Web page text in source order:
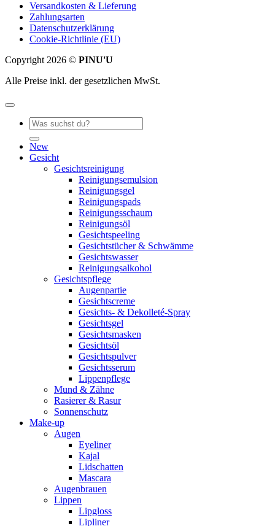
Versandkosten & Lieferung
Zahlungsarten
Datenschutzerklärung
Cookie-Richtlinie (EU)
Copyright 2026 © PINU'U
Alle Preise inkl. der gesetzlichen MwSt.
Suche
nach:
New
Gesicht
Gesichtsreinigung
Reinigungsemulsion
Reinigungsgel
Reinigungspads
Reinigungsschaum
Reinigungsöl
Gesichtspeeling
Gesichtstücher & Schwämme
Gesichtswasser
Reinigungsalkohol
Gesichtspflege
Augenpartie
Gesichtscreme
Gesichts- & Dekolleté-Spray
Gesichtsgel
Gesichtsmasken
Gesichtsöl
Gesichtspulver
Gesichtsserum
Lippenpflege
Mund & Zähne
Rasierer & Rasur
Sonnenschutz
Make-up
Augen
Eyeliner
Kajal
Lidschatten
Mascara
Augenbrauen
Lippen
Lipgloss
Lipliner